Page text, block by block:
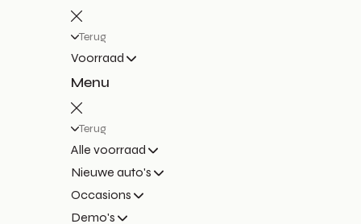
Terug
Voorraad
Menu
Terug
Alle voorraad
Nieuwe auto's
Occasions
Demo's